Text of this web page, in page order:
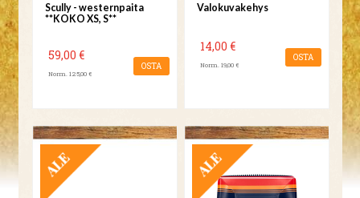
Scully - westernpaita
**KOKO XS, S**
59,00 €
Norm. 125,00 €
OSTA
Valokuvakehys
14,00 €
Norm. 19,00 €
OSTA
TARJOUS TARJOUS